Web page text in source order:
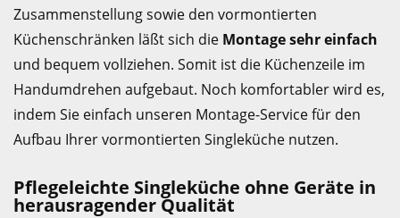
Zusammenstellung sowie den vormontierten
Küchenschränken läßt sich die Montage sehr einfach
und bequem vollziehen. Somit ist die Küchenzeile im
Handumdrehen aufgebaut. Noch komfortabler wird es,
indem Sie einfach unseren Montage-Service für den
Aufbau Ihrer vormontierten Singleküche nutzen.
Pflegeleichte Singleküche ohne Geräte in
herausragender Qualität